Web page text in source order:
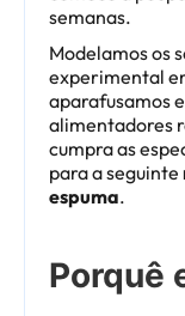
semanas.
Modelamos os
experimental
aparafusamos
alimentadores
cumpra as
para a seguinte
espuma.
Porquê